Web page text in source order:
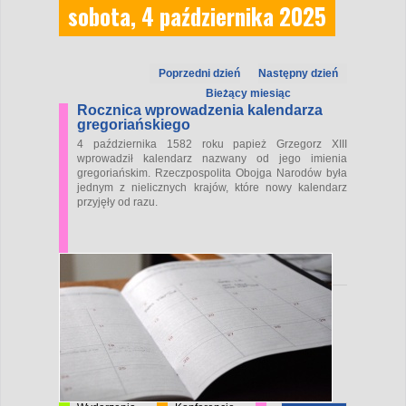
sobota, 4 października 2025
Poprzedni dzień
Następny dzień
Bieżący miesiąc
Rocznica wprowadzenia kalendarza
gregoriańskiego
4 października 1582 roku papież Grzegorz XIII
wprowadził kalendarz nazwany od jego imienia
gregoriańskim. Rzeczpospolita Obojga Narodów była
jednym z nielicznych krajów, które nowy kalendarz
przyjęły od razu.